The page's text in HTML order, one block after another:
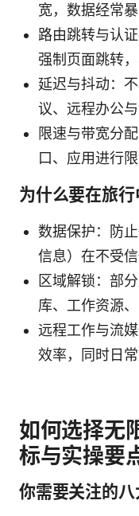
宽，数据经常
路由跳转与认
强制页面跳转
延迟与抖动：
议、远程办公
限速与带宽分
口、应用进行限
为什么要在旅
数据保护：防
信息）在不受
区域解锁：部
库、工作资源
远程工作与流
效率，同时日
如何选择无
标与实操要
你需要关注的